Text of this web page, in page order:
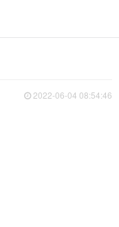
2022-06-04 08:54:46